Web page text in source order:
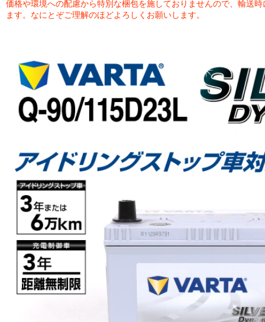
価格や環境への配慮から特別な梱包を施しておりませんので、輸送
ます。なにとぞご理解のほどよろしくお願いします。